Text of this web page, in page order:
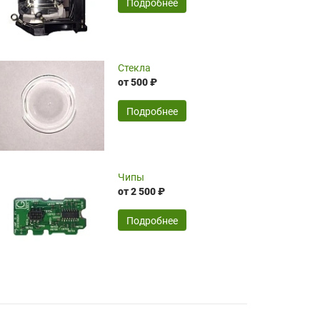
оптимизированной стоимости, чему
чрезмерно благодарны!)))
24.04.2026
широкий ассортимент ламп, как оригиналов,
так и аналогов.Быстрое оформление и
передача в доставку, приемлемые цены. Мне
понравилось.
Читать полностью
16.04.2026
Подробнее
Стекла
от 500 ₽
Подробнее
Чипы
от 2 500 ₽
Подробнее